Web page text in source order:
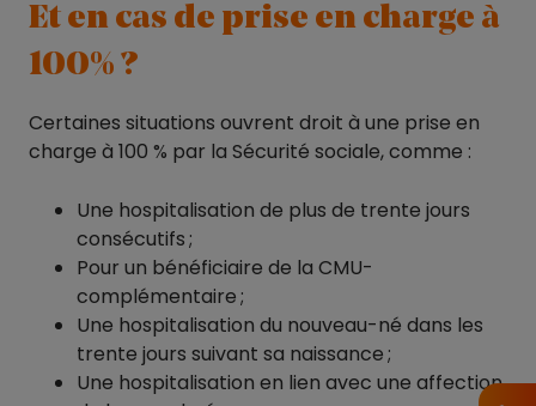
Et en cas de prise en charge à
100% ?
Certaines situations ouvrent droit à une prise en
charge à 100 % par la Sécurité sociale, comme :
Une hospitalisation de plus de trente jours
consécutifs ;
Pour un bénéficiaire de la CMU-
complémentaire ;
Une hospitalisation du nouveau-né dans les
trente jours suivant sa naissance ;
Une hospitalisation en lien avec une affection